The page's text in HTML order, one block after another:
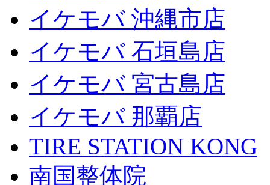
イケモバ 沖縄市店
イケモバ 石垣島店
イケモバ 宮古島店
イケモバ 那覇店
TIRE STATION KONG
南国整体院